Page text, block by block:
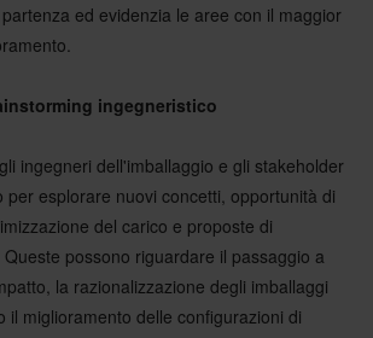
ed evidenzia le aree con il maggior
ingegneristico
ingegneri dell'imballaggio e gli stakeholder
per esplorare nuovi concetti, opportunità di
del carico e proposte di
possono riguardare il passaggio a
la razionalizzazione degli imballaggi
il miglioramento delle configurazioni di